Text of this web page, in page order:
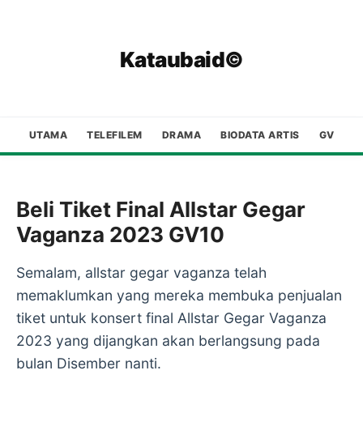
Kataubaid©
UTAMA TELEFILEM DRAMA BIODATA ARTIS GV
Beli Tiket Final Allstar Gegar
Vaganza 2023 GV10
Semalam, allstar gegar vaganza telah
memaklumkan yang mereka membuka penjualan
tiket untuk konsert final Allstar Gegar Vaganza
2023 yang dijangkan akan berlangsung pada
bulan Disember nanti.